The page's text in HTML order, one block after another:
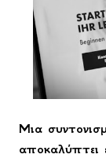
Μια
αποκαλύπτει